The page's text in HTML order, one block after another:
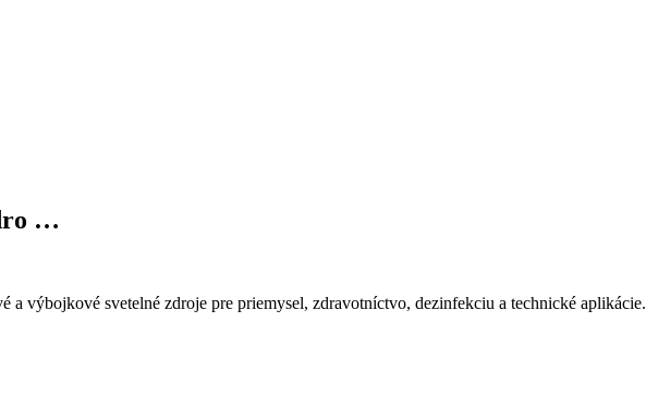
…
výbojkové svetelné zdroje pre priemysel, zdravotníctvo, dezinfekciu a technické aplikácie.